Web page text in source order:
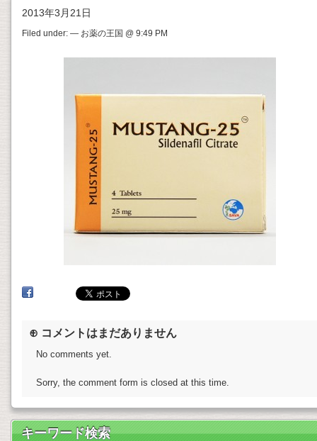
2013年3月21日
Filed under: — お薬の王国 @ 9:49 PM
⊕ コメントはまだありません
No comments yet.
Sorry, the comment form is closed at this time.
キーワード検索